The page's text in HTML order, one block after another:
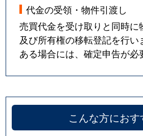
代金の受領・物件引渡し
売買代金を受け取りと同時に
及び所有権の移転登記を行
ある場合には、確定申告が必
こんな方におす